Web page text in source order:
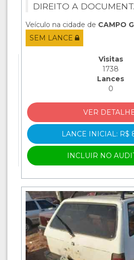
DIREITO A
Veículo na cidade de CAMPO
SEM LANCE
Visitas
1738
Lances
0
VER
LANCE INICIAL: R$
INCLUIR NO